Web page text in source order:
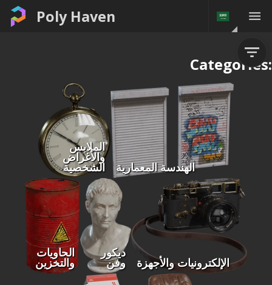
Poly Haven
Categories:
الملابس
والأغراض
الشخصية الهندسة المعمارية
الحاويات
والتخزين
ديكور
وفن الإلكترونيات والأجهزة